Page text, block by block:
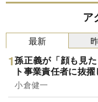
ア
最新
孫正義が「顔も見
ト事業責任者に抜
小倉健一